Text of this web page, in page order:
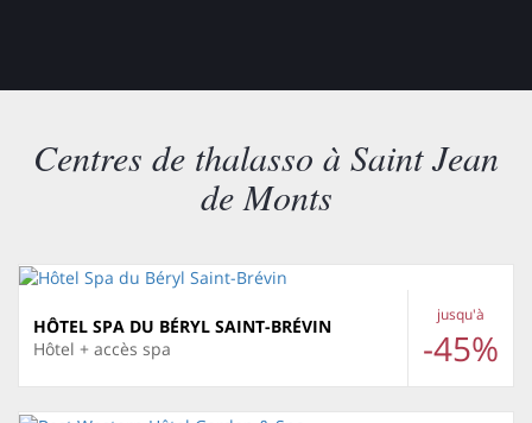
Centres de thalasso à Saint Jean
de Monts
HÔTEL SPA DU BÉRYL SAINT-BRÉVIN
Hôtel + accès spa
jusqu'à
-45%